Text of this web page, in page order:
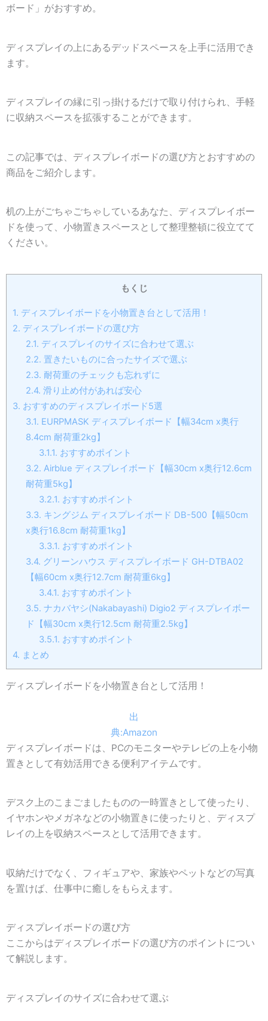
ボード」がおすすめ。
ディスプレイの上にあるデッドスペースを上手に活用でき
ます。
ディスプレイの縁に引っ掛けるだけで取り付けられ、手軽
に収納スペースを拡張することができます。
この記事では、ディスプレイボードの選び方とおすすめの
商品をご紹介します。
机の上がごちゃごちゃしているあなた、ディスプレイボー
ドを使って、小物置きスペースとして整理整頓に役立てて
ください。
もくじ
1. ディスプレイボードを小物置き台として活用！
2. ディスプレイボードの選び方
2.1. ディスプレイのサイズに合わせて選ぶ
2.2. 置きたいものに合ったサイズで選ぶ
2.3. 耐荷重のチェックも忘れずに
2.4. 滑り止め付があれば安心
3. おすすめのディスプレイボード5選
3.1. EURPMASK ディスプレイボード【幅34cm x奥行
8.4cm 耐荷重2kg】
3.1.1. おすすめポイント
3.2. Airblue ディスプレイボード【幅30cm x奥行12.6cm
耐荷重5kg】
3.2.1. おすすめポイント
3.3. キングジム ディスプレイボード DB-500【幅50cm
x奥行16.8cm 耐荷重1kg】
3.3.1. おすすめポイント
3.4. グリーンハウス ディスプレイボード GH-DTBA02
【幅60cm x奥行12.7cm 耐荷重6kg】
3.4.1. おすすめポイント
3.5. ナカバヤシ(Nakabayashi) Digio2 ディスプレイボー
ド【幅30cm x奥行12.5cm 耐荷重2.5kg】
3.5.1. おすすめポイント
4. まとめ
ディスプレイボードを小物置き台として活用！
出
典:Amazon
ディスプレイボードは、PCのモニターやテレビの上を小物
置きとして有効活用できる便利アイテムです。
デスク上のこまごましたものの一時置きとして使ったり、
イヤホンやメガネなどの小物置きに使ったりと、ディスプ
レイの上を収納スペースとして活用できます。
収納だけでなく、フィギュアや、家族やペットなどの写真
を置けば、仕事中に癒しをもらえます。
ディスプレイボードの選び方
ここからはディスプレイボードの選び方のポイントについ
て解説します。
ディスプレイのサイズに合わせて選ぶ